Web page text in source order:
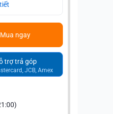
Mua ngay
trợ trả góp
JCB, Amex